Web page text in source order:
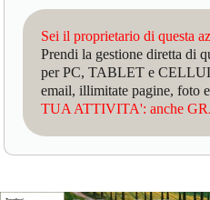
Sei il proprietario di questa
Prendi la gestione diretta di
per PC, TABLET e
email, illimitate pagine, foto
TUA ATTIVITA': anche